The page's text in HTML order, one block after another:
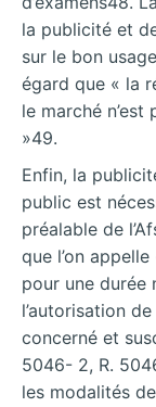
la publicité et
sur le bon
égard que « la
le marché
»49.
Enfin, la
public est
préalable de
que l’on
pour une durée
l’autorisation
concerné et
5046- 2, R.
les modalités